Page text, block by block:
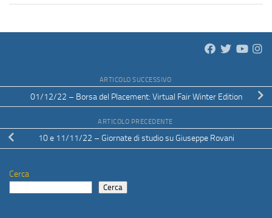
ARTICOLO SUCCESSIVO
01/12/22 – Borsa del Placement: Virtual Fair Winter Edition
ARTICOLO PRECEDENTE
10 e 11/11/22 – Giornate di studio su Giuseppe Rovani
Cerca
Cerca